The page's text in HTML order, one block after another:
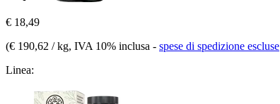
€ 18,49
(€ 190,62 / kg, IVA 10% inclusa - spese di spedizione escluse
Linea: